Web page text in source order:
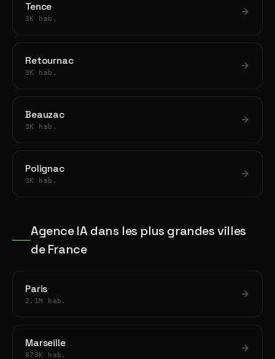
Tence
3K hab.
Retournac
3K hab.
Beauzac
3K hab.
Polignac
3K hab.
Agence IA dans les plus grandes villes
de France
Paris
2.1M hab.
Marseille
873K hab.